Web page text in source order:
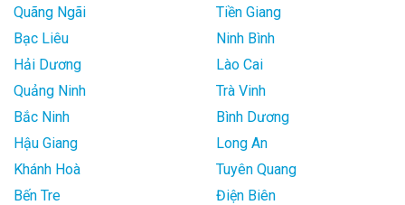
Quãng Ngãi
Tiền Giang
Bạc Liêu
Ninh Bình
Hải Dương
Lào Cai
Quảng Ninh
Trà Vinh
Bắc Ninh
Bình Dương
Hậu Giang
Long An
Khánh Hoà
Tuyên Quang
Bến Tre
Điện Biên